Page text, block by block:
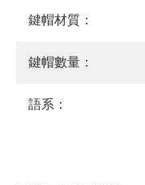
鍵帽材質：
鍵帽數量：
語系：